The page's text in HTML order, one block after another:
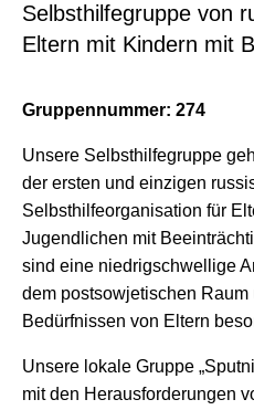
Selbsthilfegruppe von
Eltern mit Kindern mit
Gruppennummer: 274
Unsere Selbsthilfegruppe
der ersten und einzigen
Selbsthilfeorganisation für
Jugendlichen mit
sind eine niedrigschwellige
dem postsowjetischen
Bedürfnissen von Eltern
Unsere lokale Gruppe
mit den Herausforderungen